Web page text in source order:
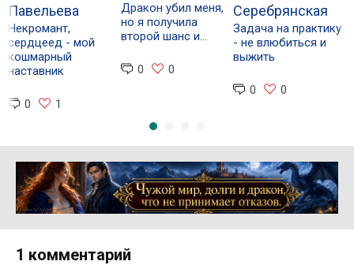
Павельева
Некромант,
сердцеед - мой
кошмарный
наставник
0 1
Дракон убил меня,
но я получила
второй шанс и…
0 0
Серебрянская
Задача на практику
- не влюбиться и
выжить
0 0
Реклама 16+ АО «ЛитГород»
1 комментарий